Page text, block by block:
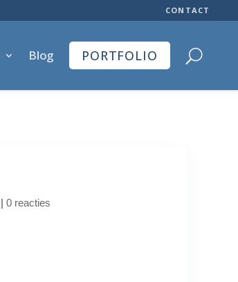
CONTACT
Blog PORTFOLIO
| 0 reacties